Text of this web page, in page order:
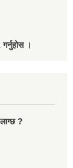
।
?